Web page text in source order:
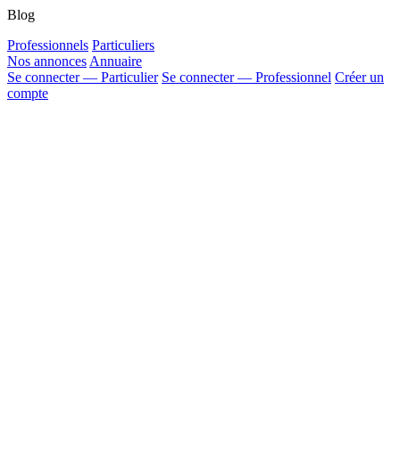
Blog
Professionnels Particuliers
Nos annonces Annuaire
Se connecter — Particulier Se connecter — Professionnel Créer un
compte